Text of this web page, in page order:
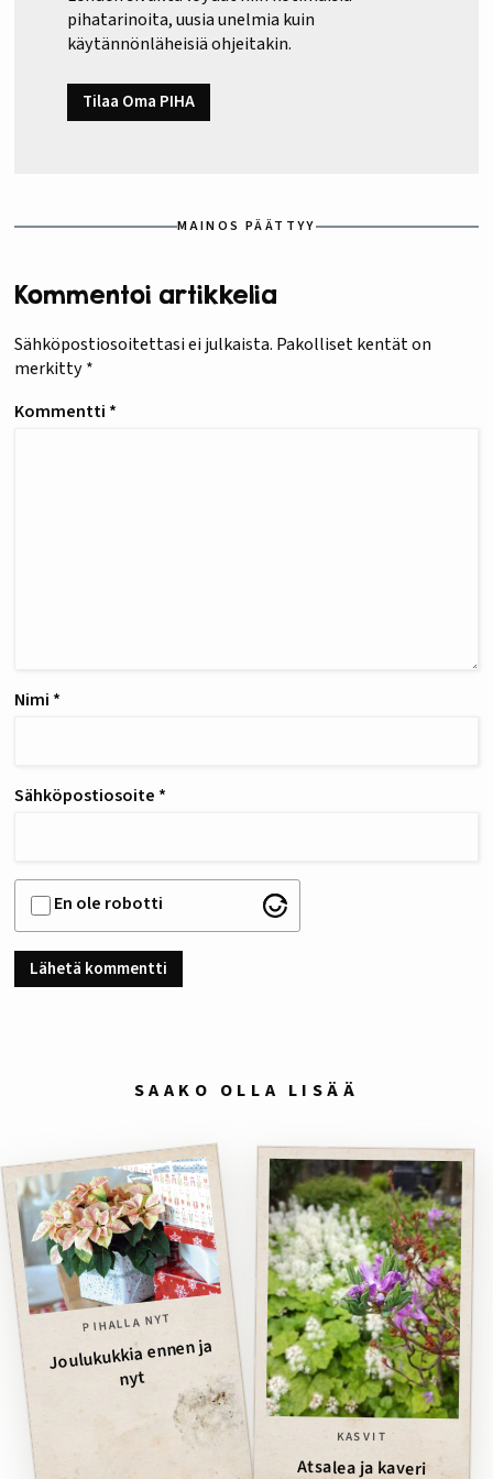
pihatarinoita, uusia unelmia kuin
käytännönläheisiä ohjeitakin.
Tilaa Oma PIHA
MAINOS PÄÄTTYY
Kommentoi artikkelia
Sähköpostiosoitettasi ei julkaista. Pakolliset kentät on
merkitty*
Kommentti *
Nimi *
Sähköpostiosoite *
En ole robotti
SAAKO OLLA LISÄÄ
PIHALLA NYT
Joulukukkia ennen ja
nyt
KASVIT
Atsalea ja kaveri